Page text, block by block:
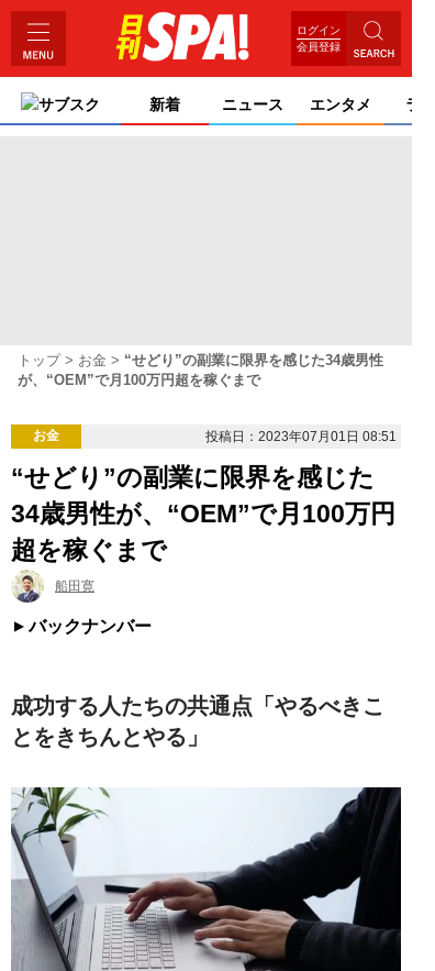
ログイン
会員登録
サブスク 新着 ニュース エンタメ ライ
トップ お金
“せどり”の副業に限界を感じた34歳男性
が、“OEM”で月100万円超を稼ぐまで
お金 投稿日：2023年07月01日 08:51
“せどり”の副業に限界を感じた
34歳男性が、“OEM”で月100万円
超を稼ぐまで
船田寛
バックナンバー
成功する人たちの共通点「やるべきこ
とをきちんとやる」